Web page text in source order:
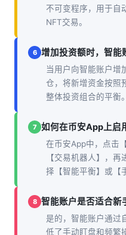
不可变程序，用于自
NFT交易。
6 增加投资额时，智能
当用户向智能账户增
仓，将新增资金按照
整体投资组合的平衡。
7 如何在币安App上启
在币安App中，点击
【交易机器人】，
择【智能平衡】或【
8 智能账户是否适合新
是的，智能账户通过
低了手动盯盘和频繁